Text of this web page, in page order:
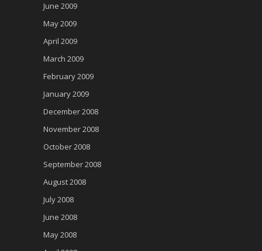
June 2009
May 2009
April 2009
March 2009
February 2009
January 2009
December 2008
November 2008
October 2008
September 2008
August 2008
July 2008
June 2008
May 2008